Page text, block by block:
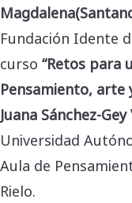
Fundación Idente
curso “Retos para
Pensamiento, arte
Juana Sánchez-
Universidad
Aula de
Rielo.